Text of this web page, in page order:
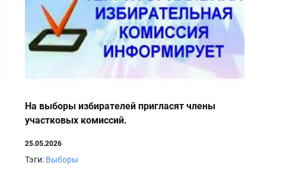
На выборы избирателей пригласят члены
участковых комиссий.
25.05.2026
Тэги: Выборы